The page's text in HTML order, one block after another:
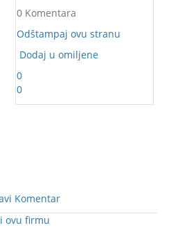
0 Komentara
Odštampaj ovu stranu
Dodaj u omiljene
0
0
Komentar
ovu firmu